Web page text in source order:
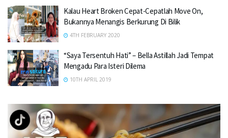
Kalau Heart Broken Cepat-Cepatlah Move On,
Bukannya Menangis Berkurung Di Bilik
4TH FEBRUARY 2020
“Saya Tersentuh Hati” – Bella Astillah Jadi Tempat
Mengadu Para Isteri Dilema
10TH APRIL 2019